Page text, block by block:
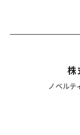
株
ノベルテ